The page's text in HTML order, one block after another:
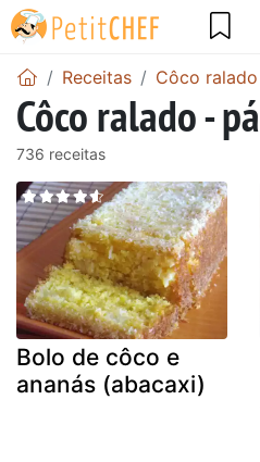
Receitas Côco ralado
Côco ralado -
736 receitas
Bolo de côco e
ananás (abacaxi)